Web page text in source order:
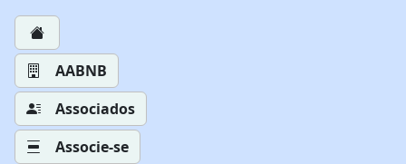
AABNB
Associados
Associe-se